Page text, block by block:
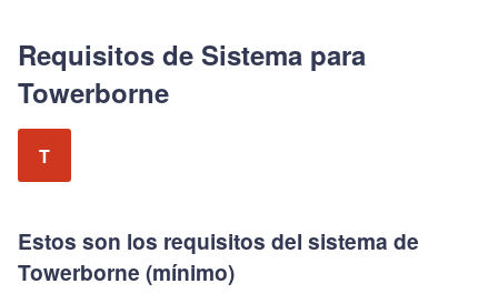
Requisitos de Sistema para
Towerborne
T
Estos son los requisitos del sistema de
Towerborne (mínimo)